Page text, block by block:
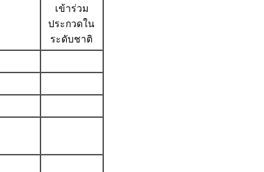
เข้าร่วม
ประกวดใน
ระดับชาติ